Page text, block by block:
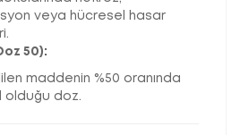
veya hücresel hasar
50):
maddenin %50 oranında
olduğu doz.